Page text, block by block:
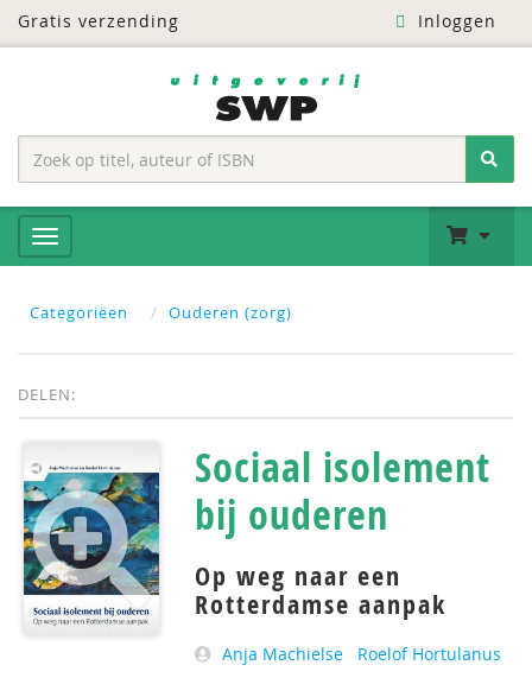
Gratis verzending Inloggen
Categoriëen Ouderen (zorg)
DELEN:
Sociaal isolement
bij ouderen
Op weg naar een
Rotterdamse aanpak
Anja Machielse Roelof Hortulanus